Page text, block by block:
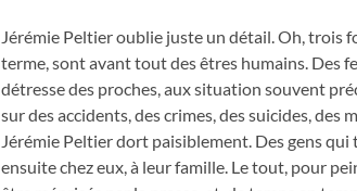
Jérémie Peltier oublie juste un détail. Oh, trois
terme, sont avant tout des êtres humains. Des
détresse des proches, aux situation souvent
sur des accidents, des crimes, des suicides, des
Jérémie Peltier dort paisiblement. Des gens
ensuite chez eux, à leur famille. Le tout, pour